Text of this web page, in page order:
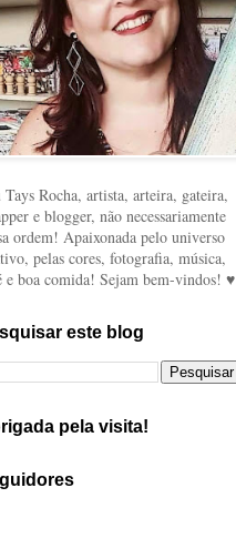
Tays Rocha, artista, arteira, gateira,
e blogger, não necessariamente
ordem! Apaixonada pelo universo
pelas cores, fotografia, música,
e boa comida! Sejam bem-vindos! ♥
este blog
pela visita!